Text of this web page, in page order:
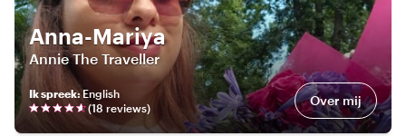
Anna-Mariya
Annie The Traveller
Ik spreek:English
(18 reviews) Over mij